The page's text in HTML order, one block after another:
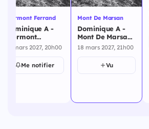
Clermont Ferrand
Dominique A -
Clermont
Ferrand - 11
11 mars 2027, 20h00
Me notifier
Mont De Marsan
Dominique A -
Mont De Marsan
- 18 mars 2027
18 mars 2027, 21h00
Vu